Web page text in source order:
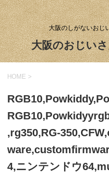
大阪のしがないおじ
大阪のおじい
HOME >
,rg350,RG-
4,ニンテンドウ